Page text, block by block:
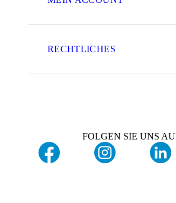
RECHTLICHES
FOLGEN SIE UNS